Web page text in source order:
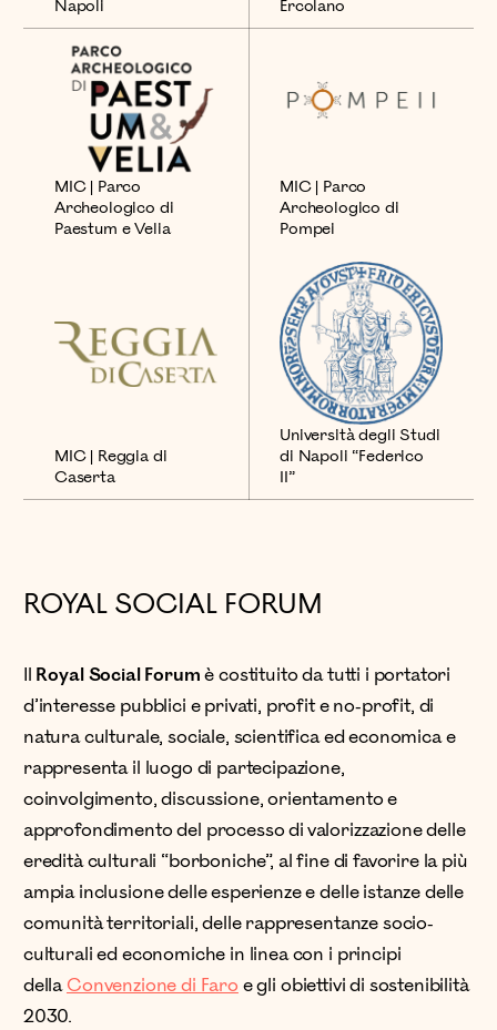
Napoli Ercolano
MIC | Parco
Archeologico di
Paestum e Velia
MIC | Parco
Archeologico di
Pompei
MIC | Reggia di
Caserta
Università degli Studi
di Napoli “Federico
II”
ROYAL SOCIAL FORUM
Il Royal Social Forum è costituito da tutti i portatori
d’interesse pubblici e privati, profit e no-profit, di
natura culturale, sociale, scientifica ed economica e
rappresenta il luogo di partecipazione,
coinvolgimento, discussione, orientamento e
approfondimento del processo di valorizzazione delle
eredità culturali “borboniche”, al fine di favorire la più
ampia inclusione delle esperienze e delle istanze delle
comunità territoriali, delle rappresentanze socio-
culturali ed economiche in linea con i principi
della Convenzione di Faro e gli obiettivi di sostenibilità
2030.